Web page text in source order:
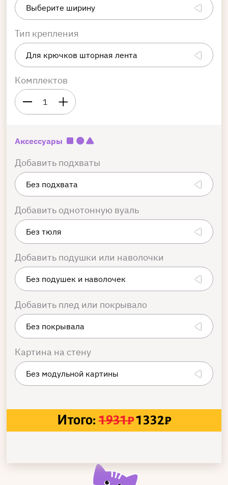
Тип крепления
Комплектов
1
Аксессуары
Добавить подхваты
Добавить однотонную вуаль
Добавить подушки или наволочки
Добавить плед или покрывало
Картина на стену
Итого: 1931₽1332₽